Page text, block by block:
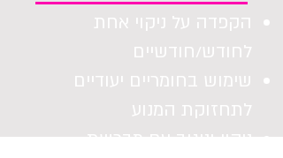
הקפדה על ניקוי אחת
לחודש/חודשיים
שימוש בחומריים יעודיים
לתחזוקת המנוע
ניקוי וניגוב עם מברשת